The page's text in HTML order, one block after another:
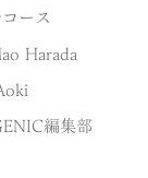
ース
Harada
編集部